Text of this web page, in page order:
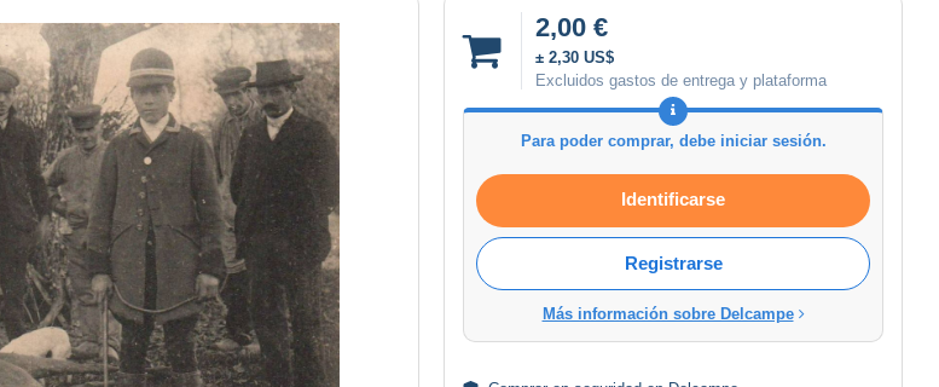
2,00 €
± 2,30 US$
Excluidos gastos de entrega y plataforma
Para poder comprar, debe iniciar sesión.
Identificarse
Registrarse
Más información sobre Delcampe